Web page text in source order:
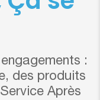
:
des produits
Après